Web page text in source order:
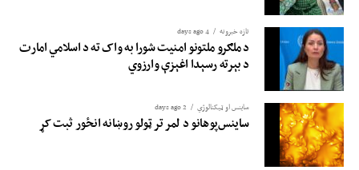
تازه خبرونه 4 days ago
د ملګرو ملتونو امنیت شورا به واک ته د اسلامي امارت
د بېرته رسېدا اغېزې وارزوي
ساینس او ​​ټیکنالوژي 2 days ago
ساینس‌پوهانو د لمر تر ټولو روښانه انځور ثبت کړ